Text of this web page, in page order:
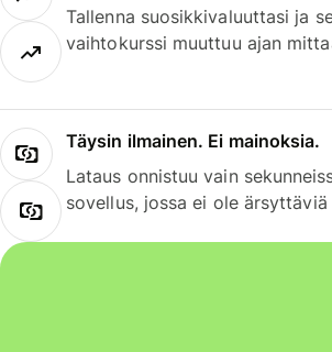
Tallenna suosikkivaluuttasi ja
vaihtokurssi muuttuu ajan
Täysin ilmainen. Ei mainoksia.
Lataus onnistuu vain
sovellus, jossa ei ole ärsyttäviä